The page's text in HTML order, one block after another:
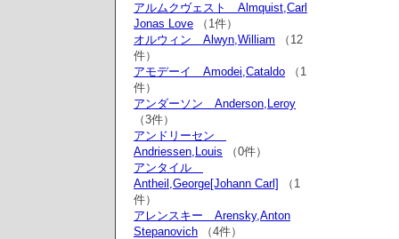
アルムクヴェスト Almquist,Carl
Jonas Love （1件）
オルウィン Alwyn,William （12
件）
アモデーイ Amodei,Cataldo （1
件）
アンダーソン Anderson,Leroy
（3件）
アンドリーセン
Andriessen,Louis （0件）
アンタイル
Antheil,George[Johann Carl]
（1
件）
アレンスキー Arensky,Anton
Stepanovich （4件）